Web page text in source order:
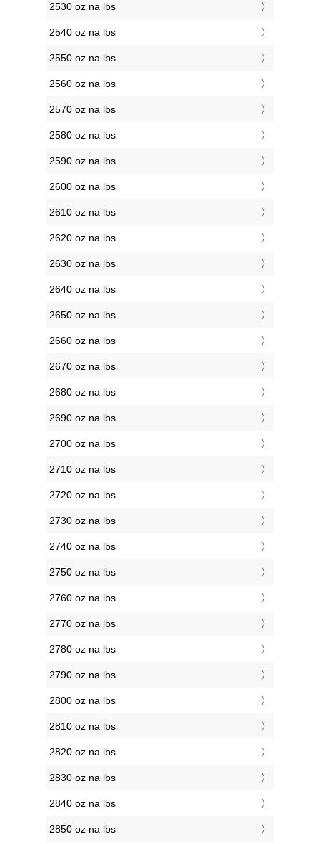
2530 oz na lbs
2540 oz na lbs
2550 oz na lbs
2560 oz na lbs
2570 oz na lbs
2580 oz na lbs
2590 oz na lbs
2600 oz na lbs
2610 oz na lbs
2620 oz na lbs
2630 oz na lbs
2640 oz na lbs
2650 oz na lbs
2660 oz na lbs
2670 oz na lbs
2680 oz na lbs
2690 oz na lbs
2700 oz na lbs
2710 oz na lbs
2720 oz na lbs
2730 oz na lbs
2740 oz na lbs
2750 oz na lbs
2760 oz na lbs
2770 oz na lbs
2780 oz na lbs
2790 oz na lbs
2800 oz na lbs
2810 oz na lbs
2820 oz na lbs
2830 oz na lbs
2840 oz na lbs
2850 oz na lbs